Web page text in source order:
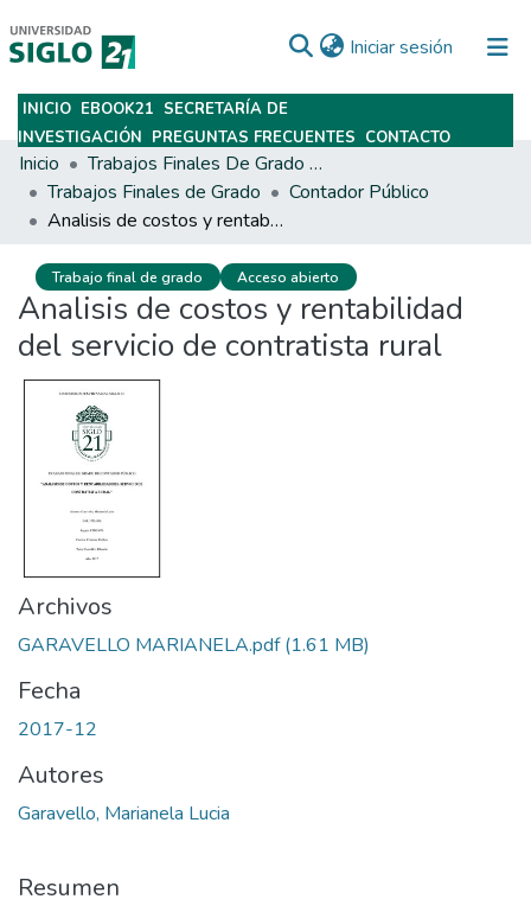
Iniciar sesión (current)
Subir
INICIO EBOOK21 SECRETARÍA DE
INVESTIGACIÓN PREGUNTAS FRECUENTES CONTACTO
Inicio
Trabajos Finales De Grado Y Posgrado
Trabajos Finales de Grado
Contador Público
Analisis de costos y rentabilidad del servicio de contratista rural
Trabajo final de grado Acceso abierto
Analisis de costos y rentabilidad
del servicio de contratista rural
Archivos
GARAVELLO MARIANELA.pdf(1.61 MB)
Fecha
2017-12
Autores
Garavello, Marianela Lucia
Resumen